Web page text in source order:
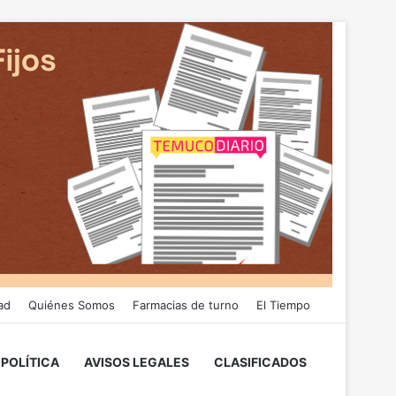
Quiénes Somos Farmacias de turno El Tiempo
POLÍTICA AVISOS LEGALES CLASIFICADOS